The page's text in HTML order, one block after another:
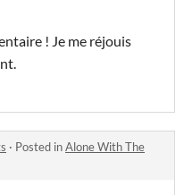
! Je me réjouis
· Posted inAlone With The